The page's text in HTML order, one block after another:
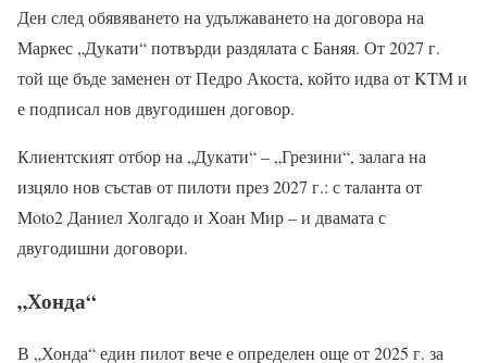
Ден след обявяването на удължаването на договора на
Маркес „Дукати“ потвърди раздялата с Баняя. От 2027 г.
той ще бъде заменен от Педро Акоста, който идва от KTM и
е подписал нов двугодишен договор.
Клиентският отбор на „Дукати“ – „Грезини“, залага на
изцяло нов състав от пилоти през 2027 г.: с таланта от
Moto2 Даниел Холгадо и Хоан Мир – и двамата с
двугодишни договори.
„Хонда“
В „Хонда“ един пилот вече е определен още от 2025 г. за